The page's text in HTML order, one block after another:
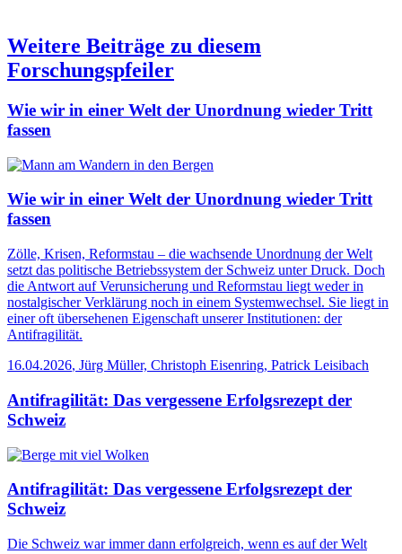
Weitere Beiträge zu diesem
Forschungspfeiler
Wie wir in einer Welt der Unordnung wieder Tritt
fassen
Wie wir in einer Welt der Unordnung wieder Tritt
fassen
Zölle, Krisen, Reformstau – die wachsende Unordnung der Welt
setzt das politische Betriebssystem der Schweiz unter Druck. Doch
die Antwort auf Verunsicherung und Reformstau liegt weder in
nostalgischer Verklärung noch in einem Systemwechsel. Sie liegt in
einer oft übersehenen Eigenschaft unserer Institutionen: der
Antifragilität.
16.04.2026, Jürg Müller, Christoph Eisenring, Patrick Leisibach
Antifragilität: Das vergessene Erfolgsrezept der
Schweiz
Antifragilität: Das vergessene Erfolgsrezept der
Schweiz
Die Schweiz war immer dann erfolgreich, wenn es auf der Welt